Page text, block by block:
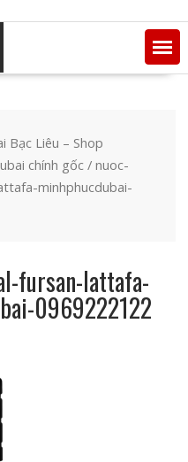
Bạc Liêu – Shop
chính gốc/ nuoc-
minhphucdubai-
fursan-lattafa-
0969222122